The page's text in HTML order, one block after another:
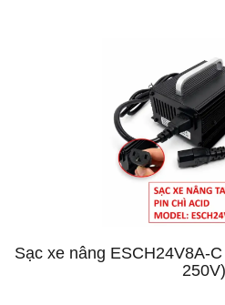
Sạc xe nâng ESCH24V8A-
250V)